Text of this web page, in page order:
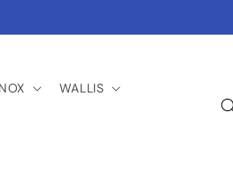
WALLIS